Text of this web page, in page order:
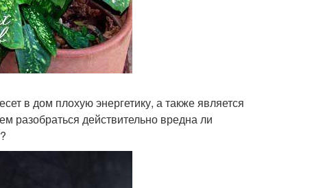
в дом плохую энергетику, а также является
разобраться действительно вредна ли